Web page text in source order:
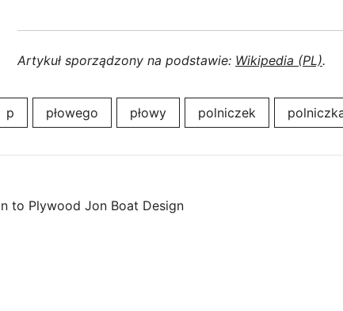
Artykuł sporządzony na podstawie: Wikipedia (PL).
p płowego płowy polniczek
to Plywood Jon Boat Design